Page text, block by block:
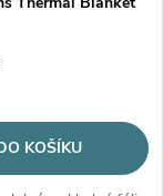
KOŠÍKU